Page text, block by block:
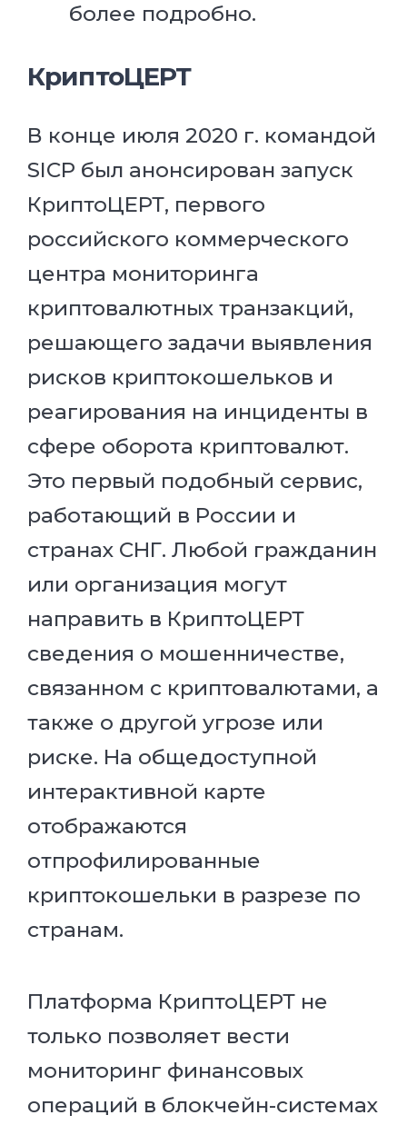
более подробно.
КриптоЦЕРТ
В конце июля 2020 г. командой
SICP был анонсирован запуск
КриптоЦЕРТ, первого
российского коммерческого
центра мониторинга
криптовалютных транзакций,
решающего задачи выявления
рисков криптокошельков и
реагирования на инциденты в
сфере оборота криптовалют.
Это первый подобный сервис,
работающий в России и
странах СНГ. Любой гражданин
или организация могут
направить в КриптоЦЕРТ
сведения о мошенничестве,
связанном с криптовалютами, а
также о другой угрозе или
риске. На общедоступной
интерактивной карте
отображаются
отпрофилированные
криптокошельки в разрезе по
странам.
Платформа КриптоЦЕРТ не
только позволяет вести
мониторинг финансовых
операций в блокчейн-системах